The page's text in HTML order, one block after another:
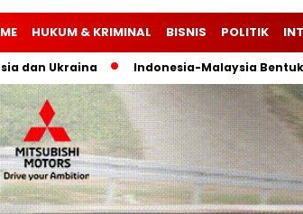
HUKUM & KRIMINAL BISNIS POLITIK
Indonesia-Malaysia Bentuk Forum